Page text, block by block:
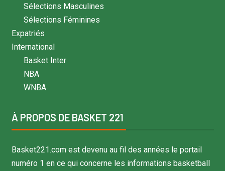
Sélections Masculines
Sélections Féminines
Expatriés
International
Basket Inter
NBA
WNBA
À PROPOS DE BASKET 221
Basket221.com est devenu au fil des années le portail
numéro 1 en ce qui concerne les informations basketball